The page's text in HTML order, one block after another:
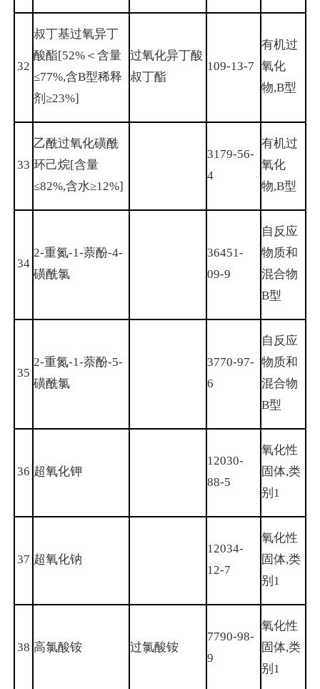
32
叔丁基过氧异丁
酸酯[52%＜含量
≤77%,含B型稀释
剂≥23%]
过氧化异丁酸
叔丁酯
109-13-7
有机过
氧化
物,B型
33
乙酰过氧化磺酰
环己烷[含量
≤82%,含水≥12%]
3179-56-
4
有机过
氧化
物,B型
34
2-重氮-1-萘酚-4-
磺酰氯
36451-
09-9
自反应
物质和
混合物
B型
35
2-重氮-1-萘酚-5-
磺酰氯
3770-97-
6
自反应
物质和
混合物
B型
36 超氧化钾
12030-
88-5
氧化性
固体,类
别1
37 超氧化钠
12034-
12-7
氧化性
固体,类
别1
38 高氯酸铵 过氯酸铵
7790-98-
9
氧化性
固体,类
别1